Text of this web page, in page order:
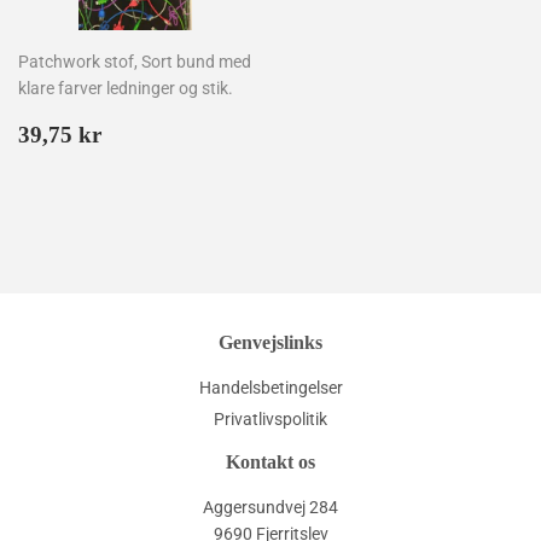
Patchwork stof, Sort bund med
klare farver ledninger og stik.
Normalpris
39,75 kr
Genvejslinks
Handelsbetingelser
Privatlivspolitik
Kontakt os
Aggersundvej 284
9690 Fjerritslev